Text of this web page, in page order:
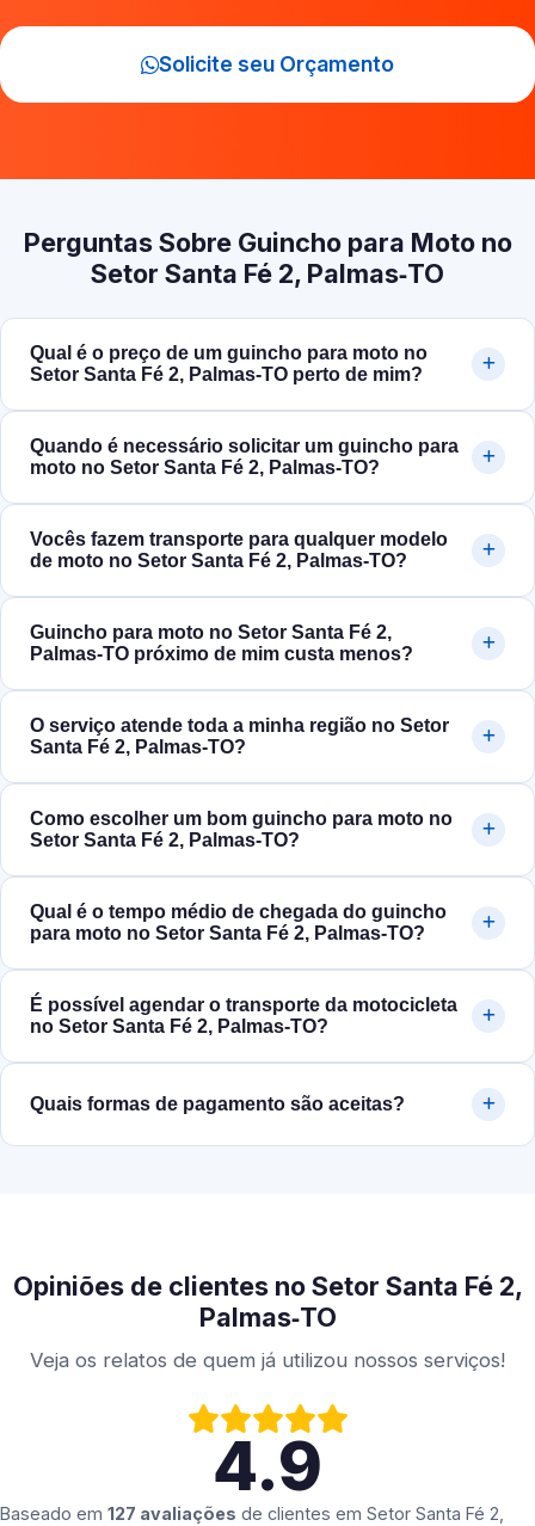
Solicite seu Orçamento
Perguntas Sobre Guincho para Moto no
Setor Santa Fé 2, Palmas‑TO
Qual é o preço de um guincho para moto no
Setor Santa Fé 2, Palmas‑TO perto de mim?
Quando é necessário solicitar um guincho para
moto no Setor Santa Fé 2, Palmas‑TO?
Vocês fazem transporte para qualquer modelo
de moto no Setor Santa Fé 2, Palmas‑TO?
Guincho para moto no Setor Santa Fé 2,
Palmas‑TO próximo de mim custa menos?
O serviço atende toda a minha região no Setor
Santa Fé 2, Palmas‑TO?
Como escolher um bom guincho para moto no
Setor Santa Fé 2, Palmas‑TO?
Qual é o tempo médio de chegada do guincho
para moto no Setor Santa Fé 2, Palmas‑TO?
É possível agendar o transporte da motocicleta
no Setor Santa Fé 2, Palmas‑TO?
Quais formas de pagamento são aceitas?
Opiniões de clientes no Setor Santa Fé 2,
Palmas‑TO
Veja os relatos de quem já utilizou nossos serviços!
4.9
Baseado em 127 avaliações de clientes em Setor Santa Fé 2,